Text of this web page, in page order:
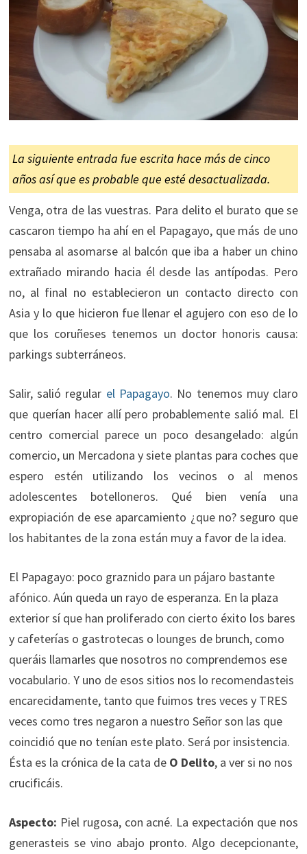
La siguiente entrada fue escrita hace más de cinco
años así que es probable que esté desactualizada.
Venga, otra de las vuestras. Para delito el burato que se
cascaron tiempo ha ahí en el Papagayo, que más de uno
pensaba al asomarse al balcón que iba a haber un chino
extrañado mirando hacia él desde las antípodas. Pero
no, al final no establecieron un contacto directo con
Asia y lo que hicieron fue llenar el agujero con eso de lo
que los coruñeses tenemos un doctor honoris causa:
parkings subterráneos.
Salir, salió regular el Papagayo. No tenemos muy claro
que querían hacer allí pero probablemente salió mal. El
centro comercial parece un poco desangelado: algún
comercio, un Mercadona y siete plantas para coches que
espero estén utilizando los vecinos o al menos
adolescentes botelloneros. Qué bien venía una
expropiación de ese aparcamiento ¿que no? seguro que
los habitantes de la zona están muy a favor de la idea.
El Papagayo: poco graznido para un pájaro bastante
afónico. Aún queda un rayo de esperanza. En la plaza
exterior sí que han proliferado con cierto éxito los bares
y cafeterías o gastrotecas o lounges de brunch, como
queráis llamarles que nosotros no comprendemos ese
vocabulario. Y uno de esos sitios nos lo recomendasteis
encarecidamente, tanto que fuimos tres veces y TRES
veces como tres negaron a nuestro Señor son las que
coincidió que no tenían este plato. Será por insistencia.
Ésta es la crónica de la cata de O Delito, a ver si no nos
crucificáis.
Aspecto: Piel rugosa, con acné. La expectación que nos
generasteis se vino abajo pronto. Algo decepcionante,